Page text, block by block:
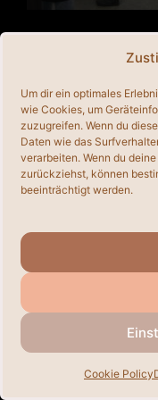
Um dir ein optimales
wie Cookies, um
zuzugreifen. Wenn du
Daten wie das
verarbeiten. Wenn du
zurückziehst, können
beeinträchtigt werden.
Cookie Policy
© 2026•